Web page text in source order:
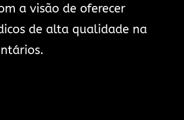
a visão de oferecer
de alta qualidade na